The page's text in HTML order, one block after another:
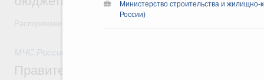
Министерство строительства и
России)
МЧС России
Правительство выделило